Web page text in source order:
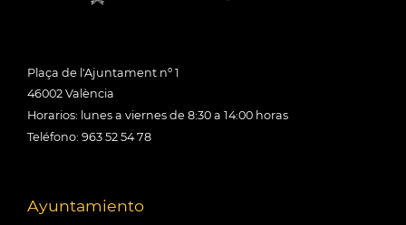
Plaça de l'Ajuntament nº 1
46002 València
Horarios: lunes a viernes de 8:30 a 14:00 horas
Teléfono: 963 52 54 78
Ayuntamiento